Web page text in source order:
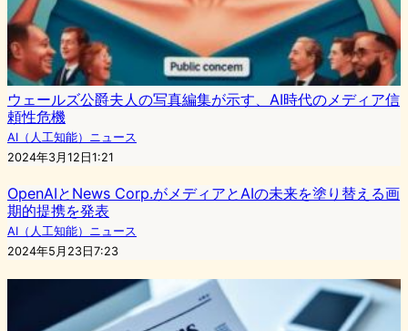
ウェールズ公爵夫人の写真編集が示す、AI時代のメディア信
頼性危機
AI（人工知能）ニュース
2024年3月12日1:21
OpenAIとNews Corp.がメディアとAIの未来を塗り替える画
期的提携を発表
AI（人工知能）ニュース
2024年5月23日7:23